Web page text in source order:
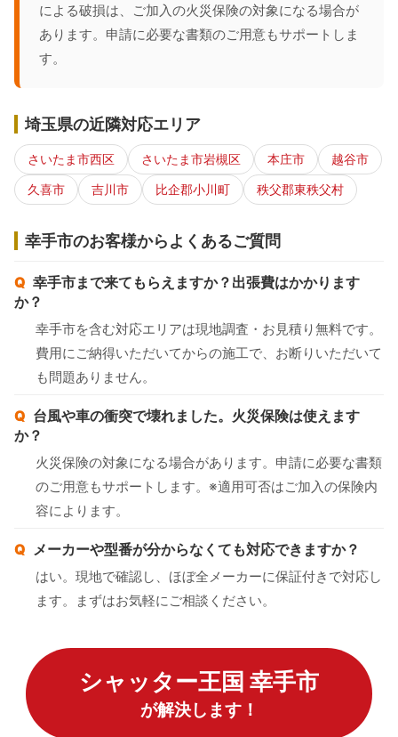
による破損は、ご加入の火災保険の対象になる場合が
あります。申請に必要な書類のご用意もサポートしま
す。
埼玉県の近隣対応エリア
さいたま市西区 さいたま市岩槻区 本庄市
越谷市
久喜市
吉川市 比企郡小川町 秩父郡東秩父村
幸手市のお客様からよくあるご質問
幸手市まで来てもらえますか？出張費はかかります
か？
幸手市を含む対応エリアは現地調査・お見積り無料です。
費用にご納得いただいてからの施工で、お断りいただいて
も問題ありません。
台風や車の衝突で壊れました。火災保険は使えます
か？
火災保険の対象になる場合があります。申請に必要な書類
のご用意もサポートします。※適用可否はご加入の保険内
容によります。
メーカーや型番が分からなくても対応できますか？
はい。現地で確認し、ほぼ全メーカーに保証付きで対応し
ます。まずはお気軽にご相談ください。
シャッター王国 幸手市
が解決します！